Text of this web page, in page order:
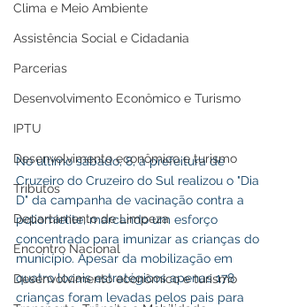
Clima e Meio Ambiente
Assistência Social e Cidadania
Parcerias
Desenvolvimento Econômico e Turismo
IPTU
Desenvolvimento econômico e turismo
Tributos
Departamento de Limpeza
Encontro Nacional
Desenvolvimento econômico e turismo
No último sábado, 8, a prefeitura de
Cruzeiro do Cruzeiro do Sul realizou o "Dia
D" da campanha de vacinação contra a
poliomielite, marcando um esforço
concentrado para imunizar as crianças do
município. Apesar da mobilização em
quatro locais estratégicos apenas 178
crianças foram levadas pelos pais para